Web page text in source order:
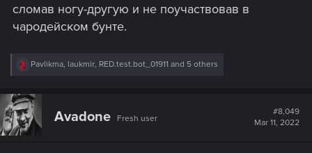
сломав ногу-другую и не поучаствовав в
чародейском бунте.
R
c
t
i
Pavlikma, laukmir, RED.test.bot_01911 and 5 others
Avadone Fresh user
#8,049
Mar 11, 2022